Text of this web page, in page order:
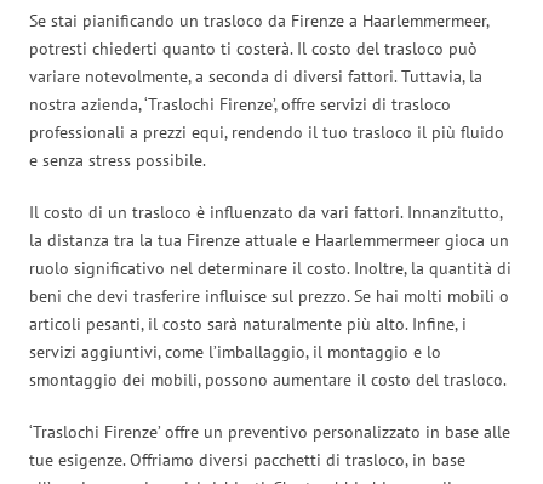
Se stai pianificando un trasloco da Firenze a Haarlemmermeer,
potresti chiederti quanto ti costerà. Il costo del trasloco può
variare notevolmente, a seconda di diversi fattori. Tuttavia, la
nostra azienda, ‘Traslochi Firenze’, offre servizi di trasloco
professionali a prezzi equi, rendendo il tuo trasloco il più fluido
e senza stress possibile.
Il costo di un trasloco è influenzato da vari fattori. Innanzitutto,
la distanza tra la tua Firenze attuale e Haarlemmermeer gioca un
ruolo significativo nel determinare il costo. Inoltre, la quantità di
beni che devi trasferire influisce sul prezzo. Se hai molti mobili o
articoli pesanti, il costo sarà naturalmente più alto. Infine, i
servizi aggiuntivi, come l’imballaggio, il montaggio e lo
smontaggio dei mobili, possono aumentare il costo del trasloco.
‘Traslochi Firenze’ offre un preventivo personalizzato in base alle
tue esigenze. Offriamo diversi pacchetti di trasloco, in base